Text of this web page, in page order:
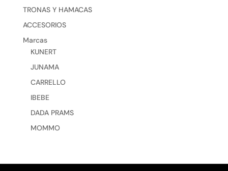
TRONAS Y HAMACAS
ACCESORIOS
Marcas
KUNERT
JUNAMA
CARRELLO
IBEBE
DADA PRAMS
MOMMO